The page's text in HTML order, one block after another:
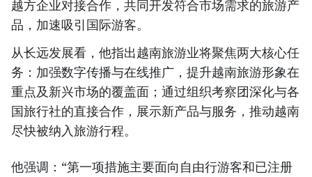
越方企业对接合作，共同开发符合市场需求的旅游产
品，加速吸引国际游客。
从长远发展看，他指出越南旅游业将聚焦两大核心任
务：加强数字传播与在线推广，提升越南旅游形象在
重点及新兴市场的覆盖面；通过组织考察团深化与各
国旅行社的直接合作，展示新产品与服务，推动越南
尽快被纳入旅游行程。
他强调：“第一项措施主要面向自由行游客和已注册